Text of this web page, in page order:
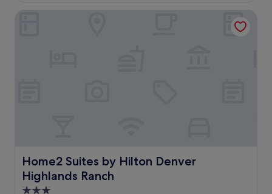
Home2 Suites by Hilton Denver
Highlands Ranch
Home2 Suites by Hilton Denver Highlands Ranch
3.0-